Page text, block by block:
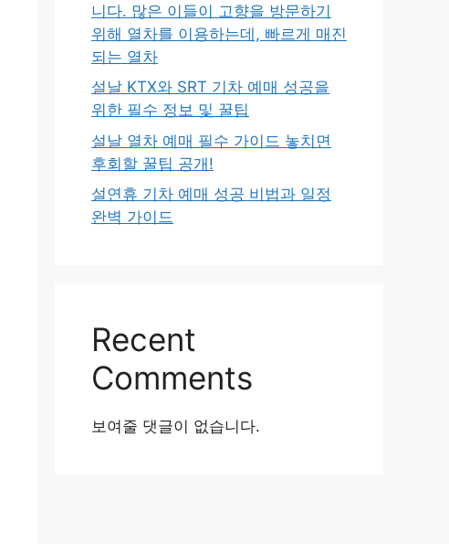
니다. 많은 이들이 고향을 방문하기
위해 열차를 이용하는데, 빠르게 매진
되는 열차
설날 KTX와 SRT 기차 예매 성공을
위한 필수 정보 및 꿀팁
설날 열차 예매 필수 가이드 놓치면
후회할 꿀팁 공개!
설연휴 기차 예매 성공 비법과 일정
완벽 가이드
Recent
Comments
보여줄 댓글이 없습니다.